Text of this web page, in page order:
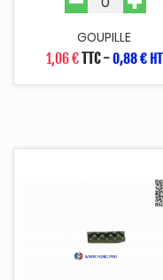
GOUPILLE
1,06 €TTC-0,88 € HT